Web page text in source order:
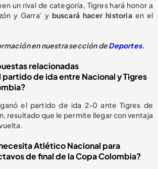
un rival de categoría, Tigres hará honor a
y Garra’ y buscará hacer historiaen el
en nuestra sección deDeportes.
relacionadas
de ida entre Nacional y Tigres
el partido de ida 2-0 ante Tigres de
resultado que le permite llegar con ventaja
Atlético Nacional para
de final de la Copa Colombia?